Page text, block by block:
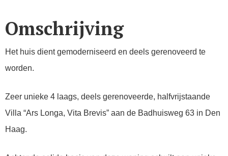
Omschrijving
Het huis dient gemoderniseerd en deels gerenoveerd te
worden.
Zeer unieke 4 laags, deels gerenoveerde, halfvrijstaande
Villa “Ars Longa, Vita Brevis” aan de Badhuisweg 63 in Den
Haag.